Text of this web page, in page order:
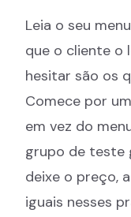
Leia o seu
que o cliente o
hesitar são os
Comece por
em vez do
grupo de teste
deixe o preço,
iguais nesses